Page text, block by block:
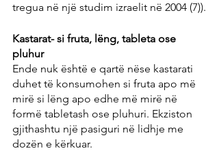
tregua në një studim izraelit në 2004 (7)).
Kastarat- si fruta, lëng, tableta ose
pluhur
Ende nuk është e qartë nëse kastarati
duhet të konsumohen si fruta apo më
mirë si lëng apo edhe më mirë në
formë tabletash ose pluhuri. Ekziston
gjithashtu një pasiguri në lidhje me
dozën e kërkuar.